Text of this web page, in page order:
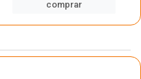
comprar